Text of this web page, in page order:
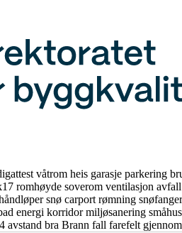
våtrom heis garasje parkering
romhøyde soverom ventilasjon avfall
snø carport rømning
energi korridormiljøsanering småhus
avstand bra Brann fall farefelt